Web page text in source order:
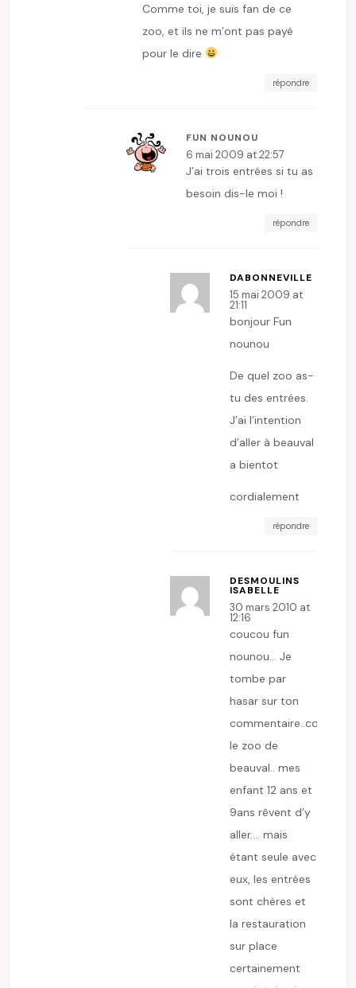
Comme toi, je suis fan de ce
zoo, et ils ne m’ont pas payé
pour le dire
répondre
FUN NOUNOU
6 mai 2009 at 22:57
J’ai trois entrées si tu as
besoin dis-le moi !
répondre
DABONNEVILLE
15 mai 2009 at
21:11
bonjour Fun
nounou
De quel zoo as-
tu des entrées.
J’ai l’intention
d’aller à beauval
a bientot
cordialement
répondre
DESMOULINS
ISABELLE
30 mars 2010 at
12:16
coucou fun
nounou… Je
tombe par
hasar sur ton
le zoo de
beauval.. mes
enfant 12 ans et
9ans rêvent d’y
aller…. mais
étant seule avec
eux, les entrées
sont chères et
la restauration
sur place
certainement